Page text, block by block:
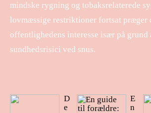
mindske rygning og tobaksrelaterede
lovmæssige restriktioner fortsat præger
offentlighedens interesse især på grund
sundhedsrisici ved snus.
D
e
E
n